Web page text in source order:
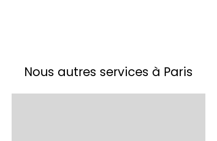
Nous autres services à Paris